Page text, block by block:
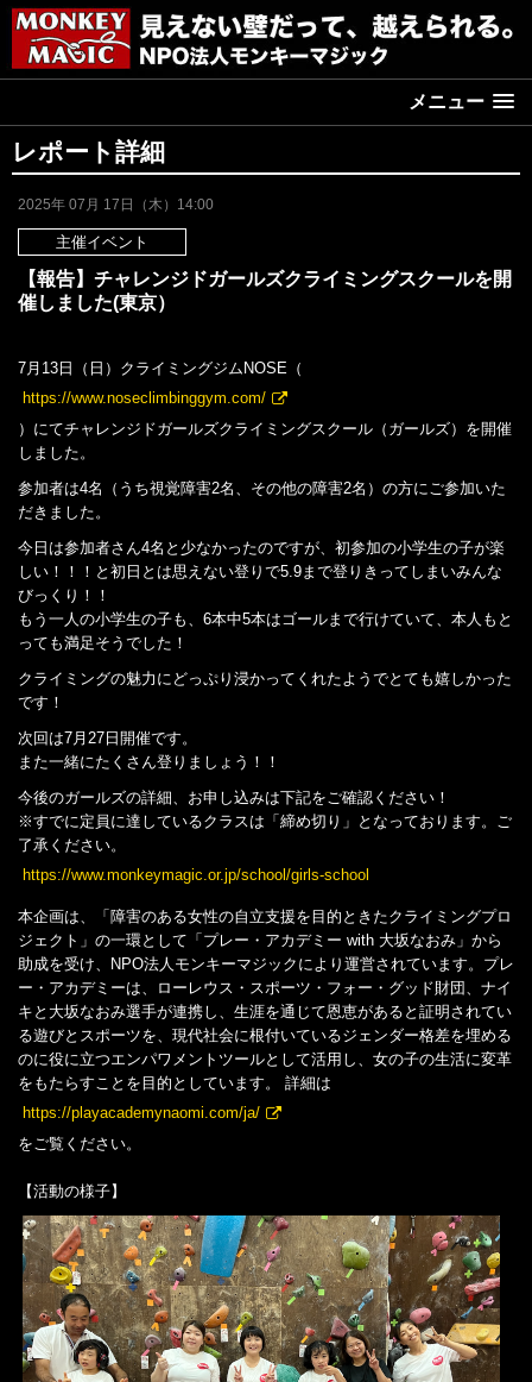
メニュー
レポート詳細
2025年 07月 17日（木）14:00
主催イベント
【報告】チャレンジドガールズクライミングスクールを開
催しました(東京）
7月13日（日）クライミングジムNOSE（
https://www.noseclimbinggym.com/
）にてチャレンジドガールズクライミングスクール（ガールズ）を開催
しました。
参加者は4名（うち視覚障害2名、その他の障害2名）の方にご参加いた
だきました。
今日は参加者さん4名と少なかったのですが、初参加の小学生の子が楽
しい！！！と初日とは思えない登りで5.9まで登りきってしまいみんな
びっくり！！
もう一人の小学生の子も、6本中5本はゴールまで行けていて、本人もと
っても満足そうでした！
クライミングの魅力にどっぷり浸かってくれたようでとても嬉しかった
です！
次回は7月27日開催です。
また一緒にたくさん登りましょう！！
今後のガールズの詳細、お申し込みは下記をご確認ください！
※すでに定員に達しているクラスは「締め切り」となっております。ご
了承ください。
https://www.monkeymagic.or.jp/school/girls-school
本企画は、「障害のある女性の自立支援を目的ときたクライミングプロ
ジェクト」の一環として「プレー・アカデミー with 大坂なおみ」から
助成を受け、NPO法人モンキーマジックにより運営されています。プレ
ー・アカデミーは、ローレウス・スポーツ・フォー・グッド財団、ナイ
キと大坂なおみ選手が連携し、生涯を通じて恩恵があると証明されてい
る遊びとスポーツを、現代社会に根付いているジェンダー格差を埋める
のに役に立つエンパワメントツールとして活用し、女の子の生活に変革
をもたらすことを目的としています。 詳細は
https://playacademynaomi.com/ja/
をご覧ください。
【活動の様子】